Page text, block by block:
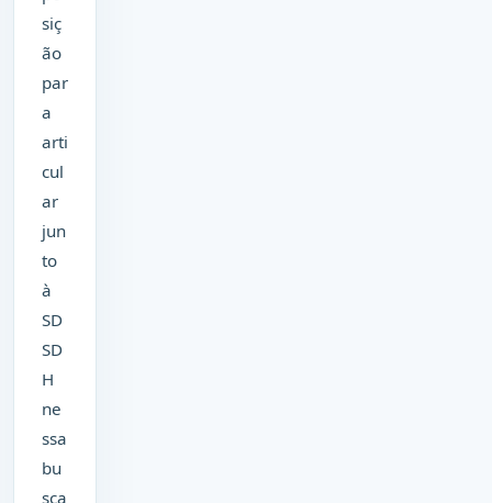
siç
ão
par
a
arti
cul
ar
jun
to
à
SD
SD
H
ne
ssa
bu
sca